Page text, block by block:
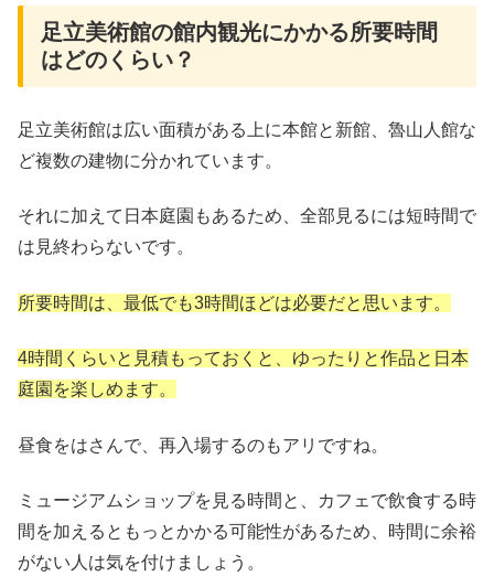
足立美術館の館内観光にかかる所要時間
はどのくらい？
足立美術館は広い面積がある上に本館と新館、魯山人館な
ど複数の建物に分かれています。
それに加えて日本庭園もあるため、全部見るには短時間で
は見終わらないです。
所要時間は、最低でも3時間ほどは必要だと思います。
4時間くらいと見積もっておくと、ゆったりと作品と日本
庭園を楽しめます。
昼食をはさんで、再入場するのもアリですね。
ミュージアムショップを見る時間と、カフェで飲食する時
間を加えるともっとかかる可能性があるため、時間に余裕
がない人は気を付けましょう。